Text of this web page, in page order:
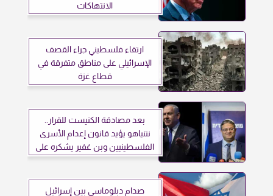
الانتهاكات
ارتقاء فلسطيني جراء القصف
الإسرائيلي على مناطق متفرقة في
قطاع غزة
بعد مصادقة الكنيست للقرار..
نتنياهو يؤيد قانون إعدام الأسرى
الفلسطينيين وبن غفير يشكره على
صدام دبلوماسي بين إسرائيل